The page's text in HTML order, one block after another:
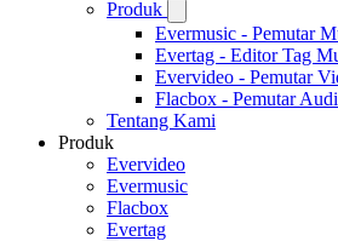
Produk
Evermusic - Pemutar
Evertag - Editor Tag
Evervideo - Pemutar
Flacbox - Pemutar
Tentang Kami
Produk
Evervideo
Evermusic
Flacbox
Evertag